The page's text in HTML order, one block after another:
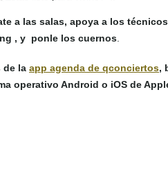
a las salas, apoya a los
, y ponle los cuernos.
de la app agenda de qconciertos,
operativo Android o iOS de